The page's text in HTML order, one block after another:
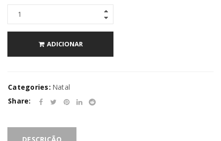
ADICIONAR
Categories: Natal
Share: